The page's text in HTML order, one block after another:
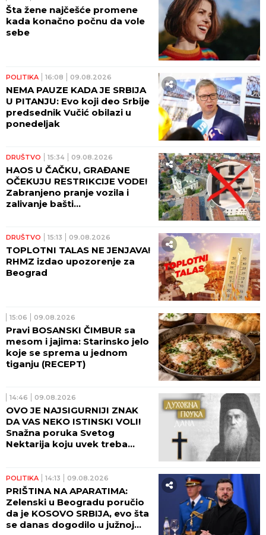
Šta žene najčešće promene
kada konačno počnu da vole
sebe
POLITIKA 16:08 09.08.2026
NEMA PAUZE KADA JE SRBIJA
U PITANJU: Evo koji deo Srbije
predsednik Vučić obilazi u
ponedeljak
DRUŠTVO 15:34 09.08.2026
HAOS U ČAČKU, GRAĐANE
OČEKUJU RESTRIKCIJE VODE!
Zabranjeno pranje vozila i
zalivanje bašti...
DRUŠTVO 15:13 09.08.2026
TOPLOTNI TALAS NE JENJAVA!
RHMZ izdao upozorenje za
Beograd
15:06 09.08.2026
Pravi BOSANSKI ČIMBUR sa
mesom i jajima: Starinsko jelo
koje se sprema u jednom
tiganju (RECEPT)
14:46 09.08.2026
OVO JE NAJSIGURNIJI ZNAK
DA VAS NEKO ISTINSKI VOLI!
Snažna poruka Svetog
Nektarija koju uvek treba
POLITIKA 14:13 09.08.2026
PRIŠTINA NA APARATIMA:
Zelenski u Beogradu poručio
da je KOSOVO SRBIJA, evo šta
se danas dogodilo u južnoj